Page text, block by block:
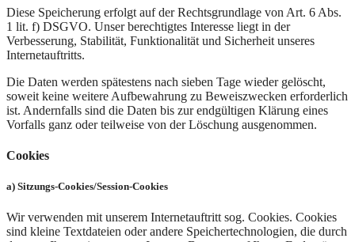
Diese Speicherung erfolgt auf der Rechtsgrundlage von Art. 6 Abs.
1 lit. f) DSGVO. Unser berechtigtes Interesse liegt in der
Verbesserung, Stabilität, Funktionalität und Sicherheit unseres
Internetauftritts.
Die Daten werden spätestens nach sieben Tage wieder gelöscht,
soweit keine weitere Aufbewahrung zu Beweiszwecken erforderlich
ist. Andernfalls sind die Daten bis zur endgültigen Klärung eines
Vorfalls ganz oder teilweise von der Löschung ausgenommen.
Cookies
a) Sitzungs-Cookies/Session-Cookies​
Wir verwenden mit unserem Internetauftritt sog. Cookies. Cookies
sind kleine Textdateien oder andere Speichertechnologien, die durch